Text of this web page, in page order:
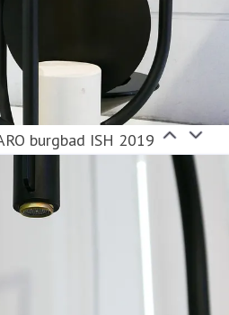
burgbad ISH 2019